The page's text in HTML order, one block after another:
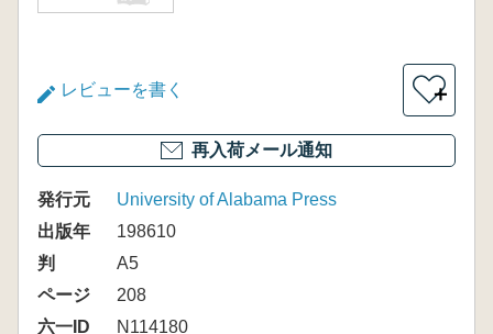
レビューを書く ＋
再入荷メール通知
発行元
University of Alabama Press
出版年
198610
判
A5
ページ
208
六一ID
N114180